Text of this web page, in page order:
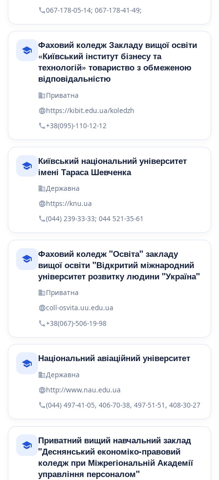
067-178-05-14; 067-178-41-49;
Фаховий коледж Закладу вищої освіти
«Київський інститут бізнесу та
технологій» товариство з обмеженою
відповідальністю
Приватна
https://kibit.edu.ua/koledzh
+38(095)-110-12-12
Київський національний університет
імені Тараса Шевченка
Державна
https://knu.ua
(044) 239-33-33; 044 521-35-61
Фаховий коледж "Освіта" закладу
вищої освіти "Відкритий міжнародний
університет розвитку людини "Україна"
Приватна
coll-osvita.uu.edu.ua
+38(067)-506-19-98
Національний авіаційний університет
Державна
http://www.nau.edu.ua
(044) 497-41-05, 406-70-38, 497-51-51, 408-30-27
Приватний вищий навчальний заклад
"Деснянський економіко-правовий
коледж при Міжрегіональній Академії
управління персоналом"